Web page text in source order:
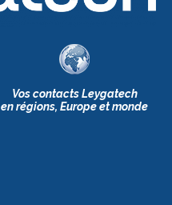
Vos contacts Leygatech
en régions, Europe et monde